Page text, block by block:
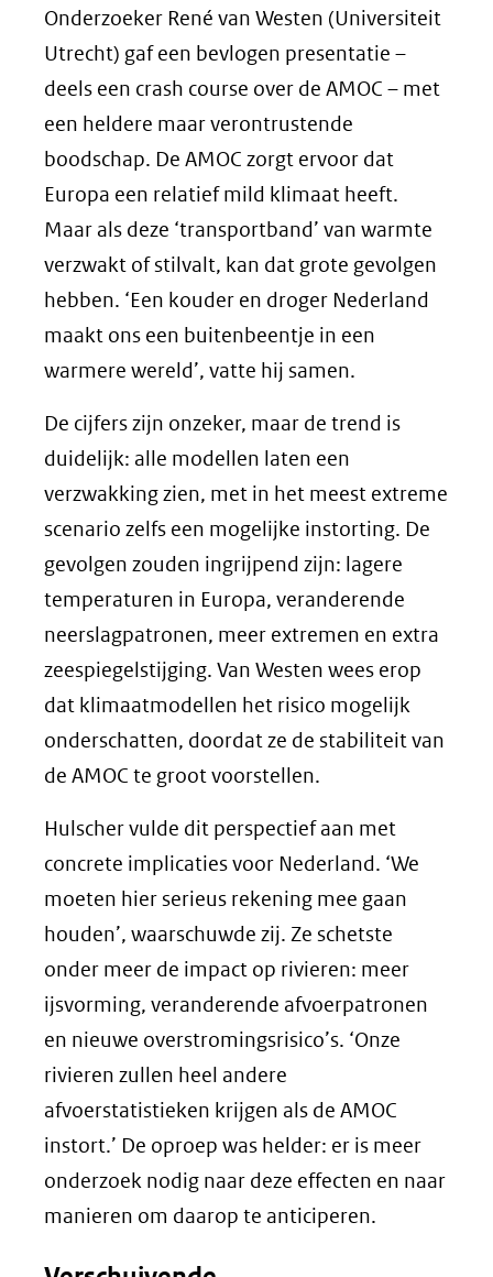
Onderzoeker René van Westen (Universiteit
Utrecht) gaf een bevlogen presentatie –
deels een crash course over de AMOC – met
een heldere maar verontrustende
boodschap. De AMOC zorgt ervoor dat
Europa een relatief mild klimaat heeft.
Maar als deze ‘transportband’ van warmte
verzwakt of stilvalt, kan dat grote gevolgen
hebben. ‘Een kouder en droger Nederland
maakt ons een buitenbeentje in een
warmere wereld’, vatte hij samen.
De cijfers zijn onzeker, maar de trend is
duidelijk: alle modellen laten een
verzwakking zien, met in het meest extreme
scenario zelfs een mogelijke instorting. De
gevolgen zouden ingrijpend zijn: lagere
temperaturen in Europa, veranderende
neerslagpatronen, meer extremen en extra
zeespiegelstijging. Van Westen wees erop
dat klimaatmodellen het risico mogelijk
onderschatten, doordat ze de stabiliteit van
de AMOC te groot voorstellen.
Hulscher vulde dit perspectief aan met
concrete implicaties voor Nederland. ‘We
moeten hier serieus rekening mee gaan
houden’, waarschuwde zij. Ze schetste
onder meer de impact op rivieren: meer
ijsvorming, veranderende afvoerpatronen
en nieuwe overstromingsrisico’s. ‘Onze
rivieren zullen heel andere
afvoerstatistieken krijgen als de AMOC
instort.’ De oproep was helder: er is meer
onderzoek nodig naar deze effecten en naar
manieren om daarop te anticiperen.